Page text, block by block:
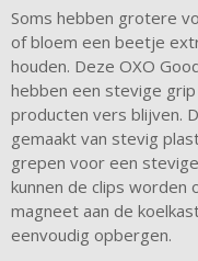
Soms hebben grotere
of bloem een beetje
houden. Deze OXO
hebben een stevige
producten vers blijven.
gemaakt van stevig
grepen voor een
kunnen de clips worden
magneet aan de
eenvoudig opbergen.